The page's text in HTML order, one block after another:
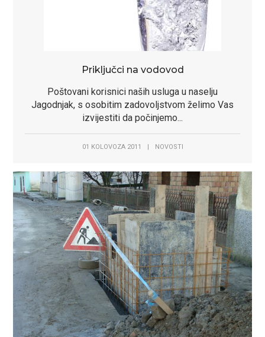
Priključci na vodovod
Poštovani korisnici naših usluga u naselju
Jagodnjak, s osobitim zadovoljstvom želimo Vas
izvijestiti da počinjemo...
01 KOLOVOZA 2011 | NOVOSTI